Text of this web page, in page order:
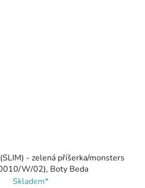
- zelená příšerka/monsters
W/02), Boty Beda
Skladem*